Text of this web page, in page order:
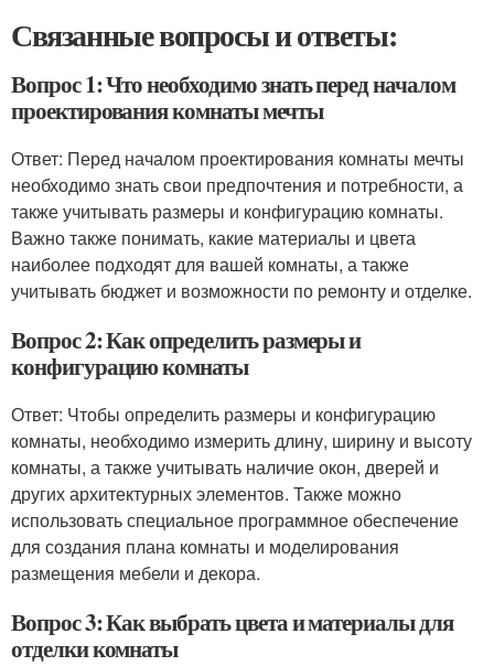
Связанные вопросы и ответы:
Вопрос 1: Что необходимо знать перед началом
проектирования комнаты мечты
Ответ: Перед началом проектирования комнаты мечты
необходимо знать свои предпочтения и потребности, а
также учитывать размеры и конфигурацию комнаты.
Важно также понимать, какие материалы и цвета
наиболее подходят для вашей комнаты, а также
учитывать бюджет и возможности по ремонту и отделке.
Вопрос 2: Как определить размеры и
конфигурацию комнаты
Ответ: Чтобы определить размеры и конфигурацию
комнаты, необходимо измерить длину, ширину и высоту
комнаты, а также учитывать наличие окон, дверей и
других архитектурных элементов. Также можно
использовать специальное программное обеспечение
для создания плана комнаты и моделирования
размещения мебели и декора.
Вопрос 3: Как выбрать цвета и материалы для
отделки комнаты